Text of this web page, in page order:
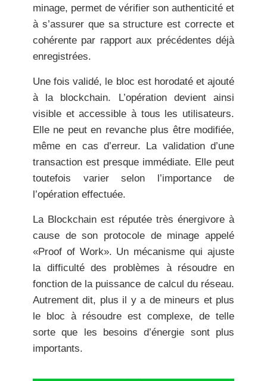
minage, permet de vérifier son authenticité et
à s’assurer que sa structure est correcte et
cohérente par rapport aux précédentes déjà
enregistrées.
Une fois validé, le bloc est horodaté et ajouté
à la blockchain. L’opération devient ainsi
visible et accessible à tous les utilisateurs.
Elle ne peut en revanche plus être modifiée,
même en cas d’erreur. La validation d’une
transaction est presque immédiate. Elle peut
toutefois varier selon l’importance de
l’opération effectuée.
La Blockchain est réputée très énergivore à
cause de son protocole de minage appelé
«Proof of Work». Un mécanisme qui ajuste
la difficulté des problèmes à résoudre en
fonction de la puissance de calcul du réseau.
Autrement dit, plus il y a de mineurs et plus
le bloc à résoudre est complexe, de telle
sorte que les besoins d’énergie sont plus
importants.